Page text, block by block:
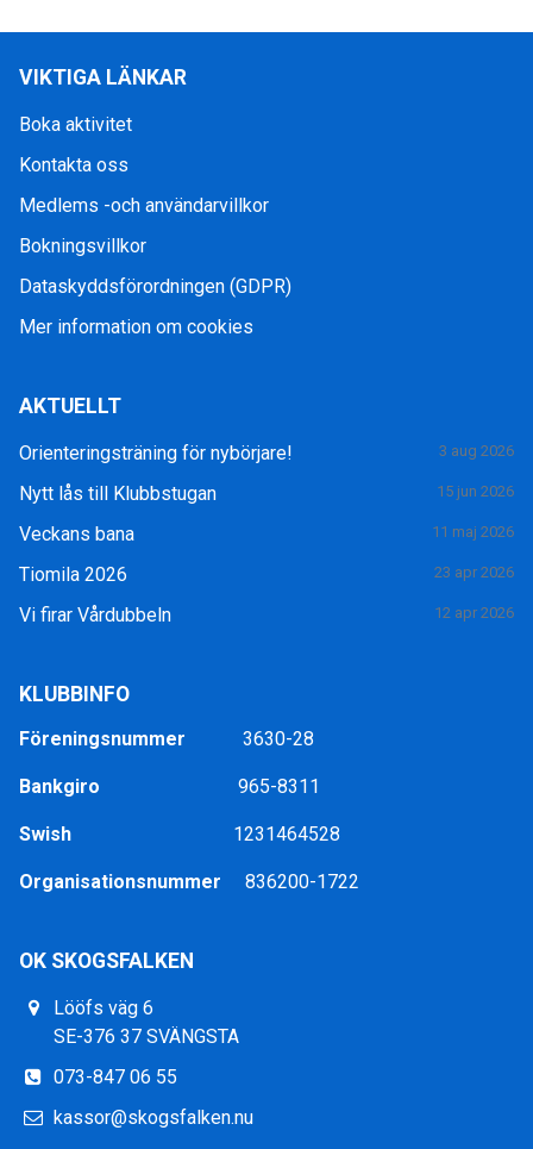
VIKTIGA LÄNKAR
Boka aktivitet
Kontakta oss
Medlems -och användarvillkor
Bokningsvillkor
Dataskyddsförordningen (GDPR)
Mer information om cookies
AKTUELLT
Orienteringsträning för nybörjare! 3 aug 2026
Nytt lås till Klubbstugan 15 jun 2026
Veckans bana 11 maj 2026
Tiomila 2026 23 apr 2026
Vi firar Vårdubbeln 12 apr 2026
KLUBBINFO
Föreningsnummer 3630-28
Bankgiro 965-8311
Swish 1231464528
Organisationsnummer 836200-1722
OK SKOGSFALKEN
Lööfs väg 6
SE-376 37 SVÄNGSTA
073-847 06 55
kassor@skogsfalken.nu